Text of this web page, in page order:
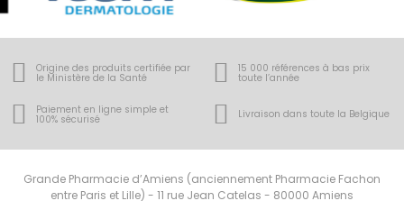
Origine des produits certifiée par
le Ministère de la Santé
15 000 références à bas prix
toute l’année
Paiement en ligne simple et
100% sécurisé Livraison dans toute la Belgique
Grande Pharmacie d’Amiens (anciennement Pharmacie Fachon
entre Paris et Lille) - 11 rue Jean Catelas - 80000 Amiens